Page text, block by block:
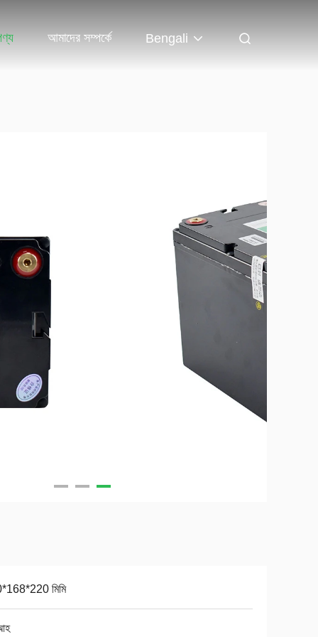
আমাদের সম্পর্কে Bengali
মিমি